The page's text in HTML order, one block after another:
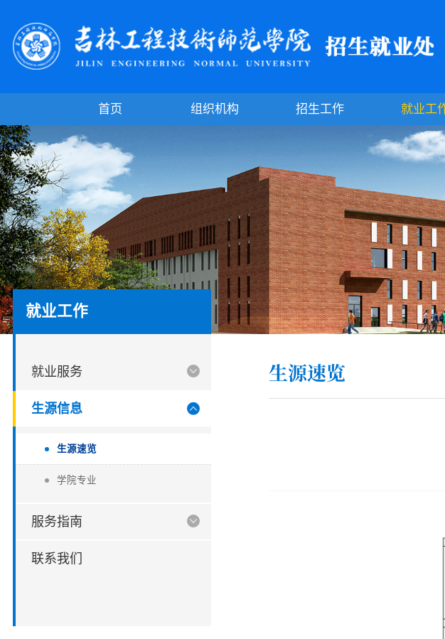
首页 组织机构 招生工作 就业工
就业工作
就业服务
生源信息
生源速览
学院专业
服务指南
联系我们
生源速览